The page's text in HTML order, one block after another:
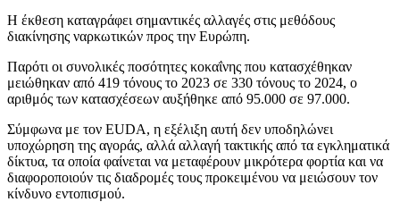
Η έκθεση καταγράφει σημαντικές αλλαγές στις μεθόδους
διακίνησης ναρκωτικών προς την Ευρώπη.
Παρότι οι συνολικές ποσότητες κοκαΐνης που κατασχέθηκαν
μειώθηκαν από 419 τόνους το 2023 σε 330 τόνους το 2024, ο
αριθμός των κατασχέσεων αυξήθηκε από 95.000 σε 97.000.
Σύμφωνα με τον EUDA, η εξέλιξη αυτή δεν υποδηλώνει
υποχώρηση της αγοράς, αλλά αλλαγή τακτικής από τα εγκληματικά
δίκτυα, τα οποία φαίνεται να μεταφέρουν μικρότερα φορτία και να
διαφοροποιούν τις διαδρομές τους προκειμένου να μειώσουν τον
κίνδυνο εντοπισμού.